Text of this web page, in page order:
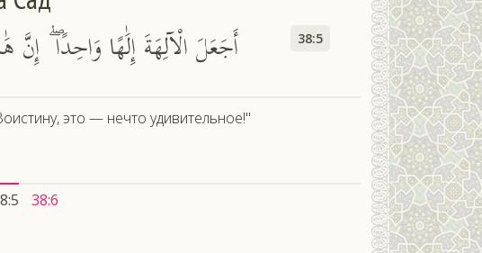
أَجَعَلَ الْآلِهَةَ إِلَٰهًا وَاحِدًا 38:5
это — нечто удивительное!"
38:6